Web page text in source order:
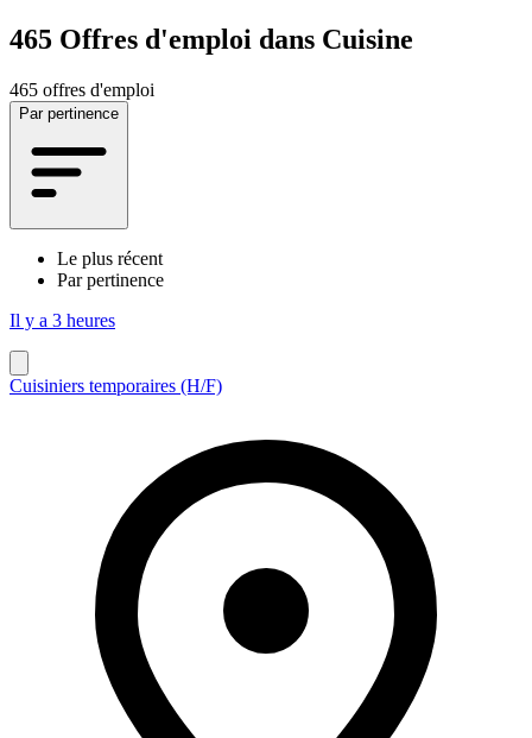
465 Offres d'emploi dans Cuisine
465 offres d'emploi
Par pertinence
Le plus récent
Par pertinence
Il y a 3 heures
Cuisiniers temporaires (H/F)